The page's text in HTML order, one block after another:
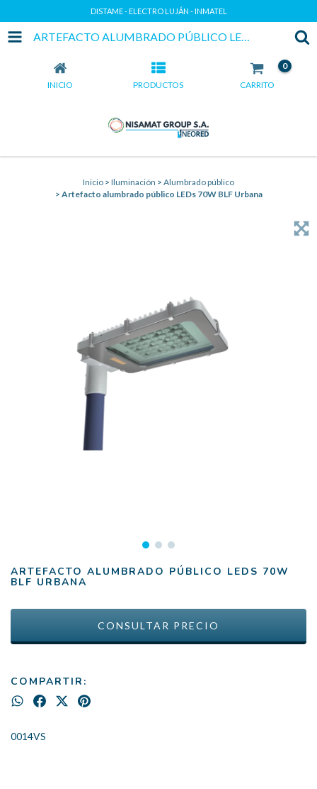
DISTAME - ELECTRO LUJÁN - INMATEL
ARTEFACTO ALUMBRADO PÚBLICO LEDS 70W BLF URBANA
INICIO PRODUCTOS CARRITO
0
Inicio > Iluminación > Alumbrado público
> Artefacto alumbrado público LEDs 70W BLF Urbana
ARTEFACTO ALUMBRADO PÚBLICO LEDS 70W
BLF URBANA
COMPARTIR:
0014VS